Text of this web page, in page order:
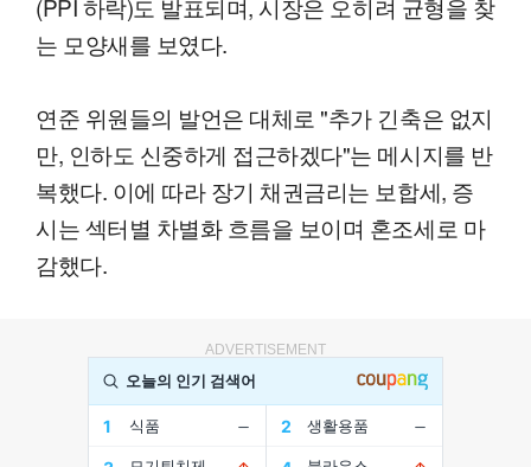
는 모양새를 보였다.
연준 위원들의 발언은 대체로 "추가 긴축은 없지
만, 인하도 신중하게 접근하겠다"는 메시지를 반
복했다. 이에 따라 장기 채권금리는 보합세, 증
시는 섹터별 차별화 흐름을 보이며 혼조세로 마
감했다.
ADVERTISEMENT